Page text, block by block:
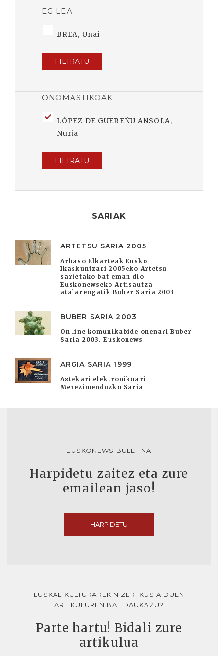
EGILEA
BREA, Unai
FILTRATU
ONOMASTIKOAK
LÓPEZ DE GUEREÑU ANSOLA,
Nuria
FILTRATU
SARIAK
ARTETSU SARIA 2005
Arbaso Elkarteak Eusko
Ikaskuntzari 2005eko Artetsu
sarietako bat eman dio
Euskonewseko Artisautza
atalarengatik Buber Saria 2003
BUBER SARIA 2003
On line komunikabide onenari Buber
Saria 2003. Euskonews
ARGIA SARIA 1999
Astekari elektronikoari
Merezimenduzko Saria
EUSKONEWS BULETINA
Harpidetu zaitez eta zure
emailean jaso!
HARPIDETU
EUSKAL KULTURAREKIN ZER IKUSIA DUEN
ARTIKULUREN BAT DAUKAZU?
Parte hartu! Bidali zure
artikulua